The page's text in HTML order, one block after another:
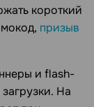
короткий
призыв
и flash-
На